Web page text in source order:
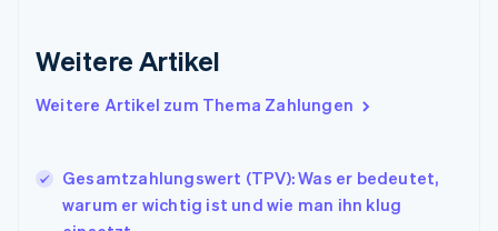
Weitere Artikel
Weitere Artikel zum Thema Zahlungen
Gesamtzahlungswert (TPV): Was er bedeutet,
warum er wichtig ist und wie man ihn klug
Irland
Italien
日本語 English
English Français